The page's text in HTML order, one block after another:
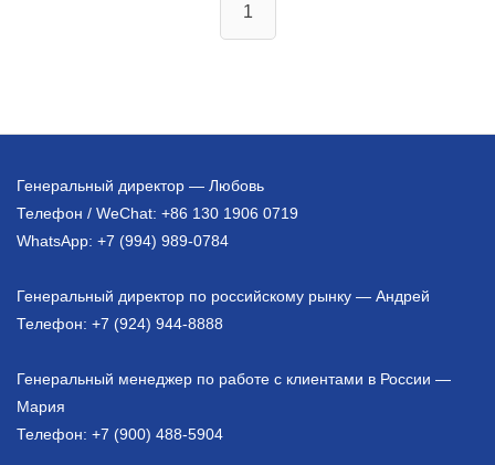
1
Генеральный директор — Любовь
Телефон / WeChat: +86 130 1906 0719
WhatsApp: +7 (994) 989-0784
Генеральный директор по российскому рынку — Андрей
Телефон: +7 (924) 944-8888
Генеральный менеджер по работе с клиентами в России —
Мария
Телефон: +7 (900) 488-5904